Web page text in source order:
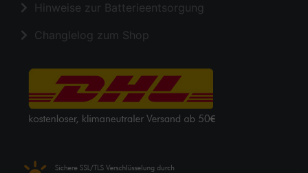
Hinweise zur Batterieentsorgung
Changlelog zum Shop